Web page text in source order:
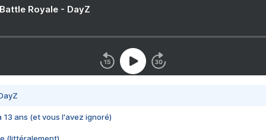
Royale - DayZ
13 ans (et vous l'avez ignoré)